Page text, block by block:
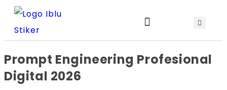
Prompt Engineering Profesional
Digital 2026